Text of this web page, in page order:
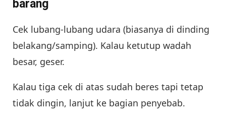
barang
Cek lubang-lubang udara (biasanya di dinding
belakang/samping). Kalau ketutup wadah
besar, geser.
Kalau tiga cek di atas sudah beres tapi tetap
tidak dingin, lanjut ke bagian penyebab.